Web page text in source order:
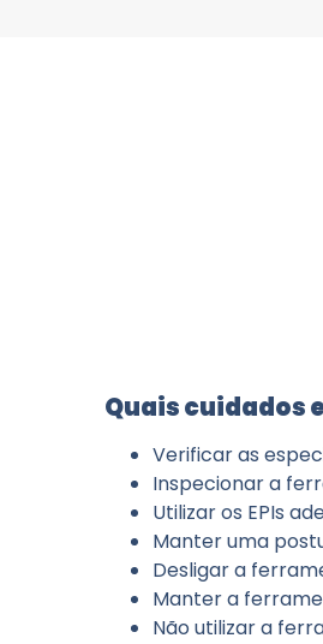
Quais cuidados
Verificar as
Inspecionar a
Utilizar os EPIs
Manter uma
Desligar a
Manter a
Não utilizar a